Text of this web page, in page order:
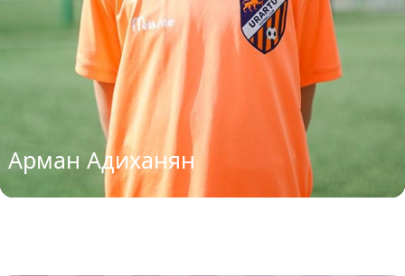
Арман Адиханян